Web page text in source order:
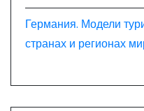
Германия. Модели
странах и регионах